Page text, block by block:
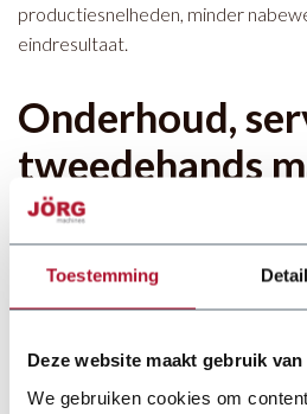
Toestemming
Deze website maakt gebruik
We gebruiken cookies om
productiesnelheden, minder
eindresultaat.
Onderhoud,
tweedehands
Continuïteit begint met goede
ervaren in rolnaadlasmachines en
ondersteuning uit op locatie. T
in onze werkplaats grondig
toestel of een betrouwbare revisie